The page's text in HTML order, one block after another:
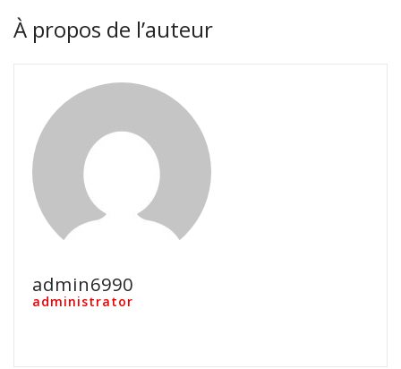
À propos de l’auteur
admin6990
administrator